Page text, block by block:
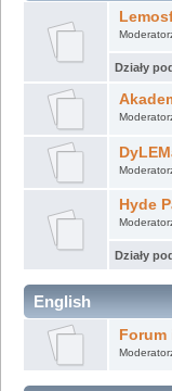
Działy
Hyde
Działy
English
Forum